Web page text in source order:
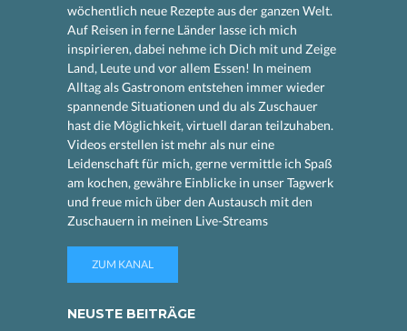
wöchentlich neue Rezepte aus der ganzen Welt.
Auf Reisen in ferne Länder lasse ich mich
inspirieren, dabei nehme ich Dich mit und Zeige
Land, Leute und vor allem Essen! In meinem
Alltag als Gastronom entstehen immer wieder
spannende Situationen und du als Zuschauer
hast die Möglichkeit, virtuell daran teilzuhaben.
Videos erstellen ist mehr als nur eine
Leidenschaft für mich, gerne vermittle ich Spaß
am kochen, gewähre Einblicke in unser Tagwerk
und freue mich über den Austausch mit den
Zuschauern in meinen Live-Streams
ZUM KANAL
NEUSTE BEITRÄGE